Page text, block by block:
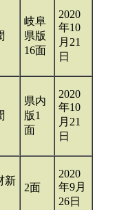
岐阜
県版
16面
2020
年10
月21
日
県内
版1
面
2020
年10
月21
日
新
2面
2020
年9月
26日